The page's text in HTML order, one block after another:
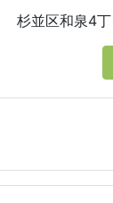
杉並区和泉4